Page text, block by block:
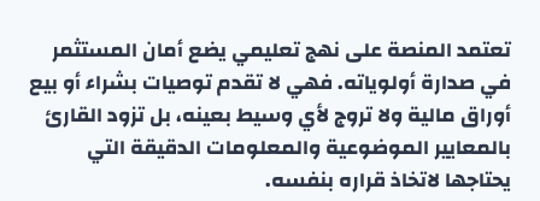
تعتمد المنصة على نهج تعليمي يضع أمان المستثمر
في صدارة أولوياته. فهي لا تقدم توصيات بشراء أو بيع
أوراق مالية ولا تروج لأي وسيط بعينه، بل تزود القارئ
بالمعايير الموضوعية والمعلومات الدقيقة التي
يحتاجها لاتخاذ قراره بنفسه.